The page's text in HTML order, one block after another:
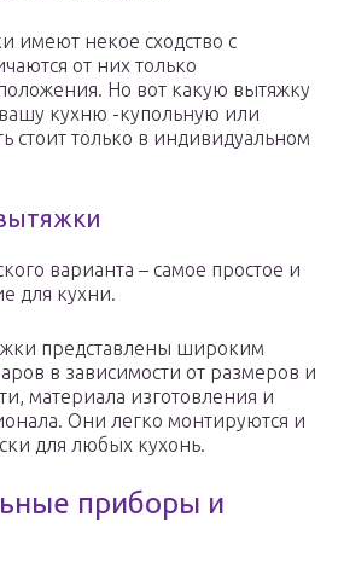
имеют некое сходство с
от них только
Но вот какую вытяжку
кухню -купольную или
стоит только в индивидуальном
варианта – самое простое и
для кухни.
представлены широким
в зависимости от размеров и
материала изготовления и
Они легко монтируются и
для любых кухонь.
приборы и